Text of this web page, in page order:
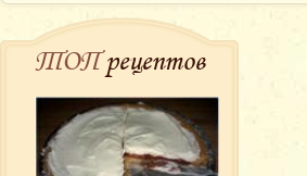
ТОПрецептов